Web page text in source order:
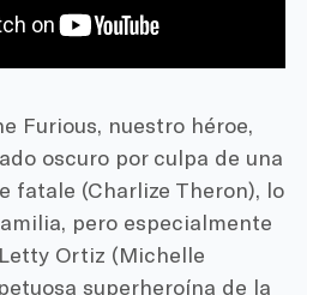
Furious, nuestro héroe,
oscuro por culpa de una
fatale (Charlize Theron), lo
pero especialmente
Ortiz (Michelle
superheroína de la